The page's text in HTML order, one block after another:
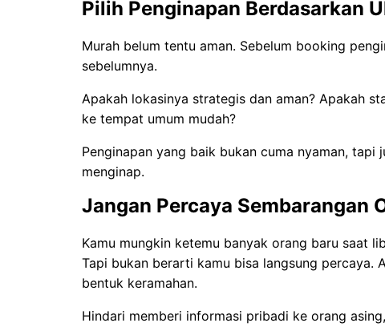
Pilih Penginapan Berdasarkan
Murah belum tentu aman. Sebelum booking
sebelumnya.
Apakah lokasinya strategis dan aman? Apakah
ke tempat umum mudah?
Penginapan yang baik bukan cuma nyaman, tapi
menginap.
Jangan Percaya Sembarangan
Kamu mungkin ketemu banyak orang baru saat
Tapi bukan berarti kamu bisa langsung percaya.
bentuk keramahan.
Hindari memberi informasi pribadi ke orang